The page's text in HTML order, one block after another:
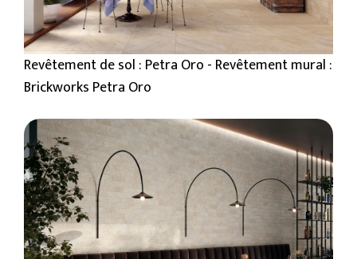
Revêtement de sol : Petra Oro - Revêtement mural :
Brickworks Petra Oro